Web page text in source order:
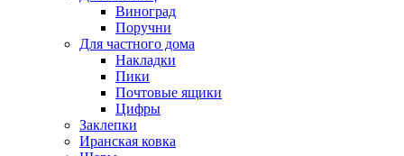
Виноград
Поручни
Для частного дома
Накладки
Пики
Почтовые ящики
Цифры
Заклепки
Иранская ковка